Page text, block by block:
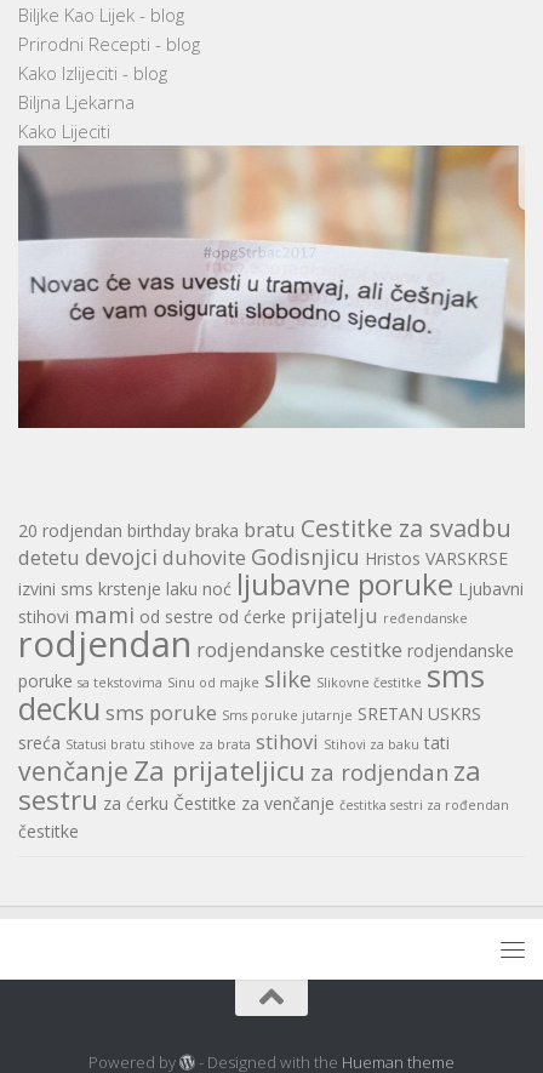
Biljke Kao Lijek - blog
Prirodni Recepti - blog
Kako Izlijeciti - blog
Biljna Ljekarna
Kako Lijeciti
20 rodjendan birthday braka bratu Cestitke za svadbu
detetu devojci duhovite Godisnjicu Hristos VARSKRSE
izvini sms krstenje laku noć ljubavne poruke Ljubavni
stihovi mami od sestre od ćerke prijatelju ređendanske
rodjendan rodjendanske cestitke rodjendanske
poruke sa tekstovima Sinu od majke slike Slikovne čestitke sms
decku sms poruke Sms poruke jutarnje SRETAN USKRS
sreća Statusi bratu stihove za brata stihovi Stihovi za baku tati
venčanje Za prijateljicu za rodjendan za
sestru za ćerku Čestitke za venčanje čestitka sestri za rođendan
čestitke
Powered by - Designed with the Hueman theme